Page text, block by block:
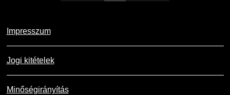
Impresszum
Jogi kitételek
Minőségirányítás